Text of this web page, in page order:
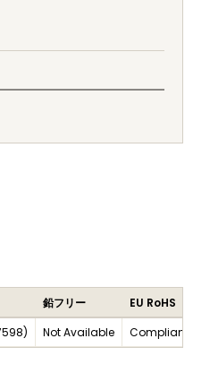
鉛フリー EU RoHS
) Not Available Compliant